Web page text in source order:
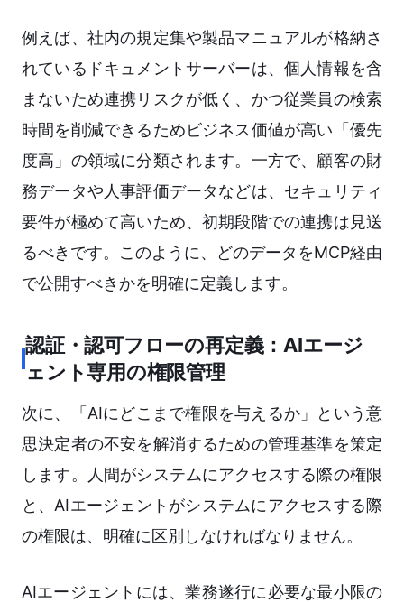
例えば、社内の規定集や製品マニュアルが格納さ
れているドキュメントサーバーは、個人情報を含
まないため連携リスクが低く、かつ従業員の検索
時間を削減できるためビジネス価値が高い「優先
度高」の領域に分類されます。一方で、顧客の財
務データや人事評価データなどは、セキュリティ
要件が極めて高いため、初期段階での連携は見送
るべきです。このように、どのデータをMCP経由
で公開すべきかを明確に定義します。
認証・認可フローの再定義：AIエージ
ェント専用の権限管理
次に、「AIにどこまで権限を与えるか」という意
思決定者の不安を解消するための管理基準を策定
します。人間がシステムにアクセスする際の権限
と、AIエージェントがシステムにアクセスする際
の権限は、明確に区別しなければなりません。
AIエージェントには、業務遂行に必要な最小限の